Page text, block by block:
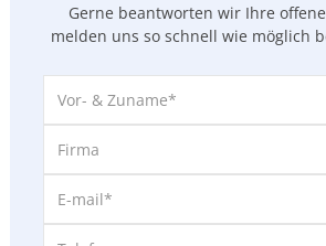
Gerne beantworten wir Ihre
melden uns so schnell wie möglich